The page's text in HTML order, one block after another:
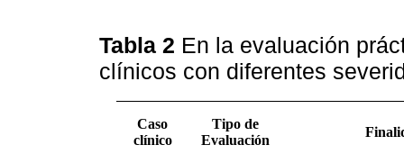
Tabla 2 En la evaluación
clínicos con diferentes
Caso
clínico
Tipo de
Evaluación